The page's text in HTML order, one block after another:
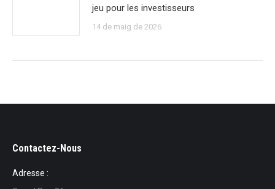
jeu pour les investisseurs
14 de maig de 2026
Contactez-Nous
Adresse :